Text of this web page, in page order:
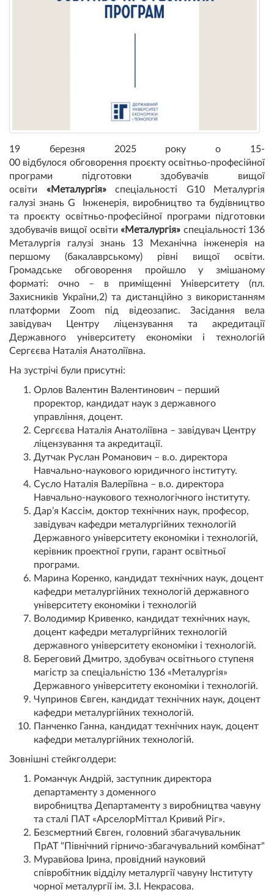
19 березня 2025 року о 15-
00 відбулося обговорення проєкту освітньо-професійної
програми підготовки здобувачів вищої
освіти «Металургія» спеціальності G10 Металургія
галузі знань G Інженерія, виробництво та будівництво
та проєкту освітньо-професійної програми підготовки
здобувачів вищої освіти«Металургія» спеціальності 136
Металургія галузі знань 13 Механічна інженерія на
першому (бакалаврському) рівні вищої освіти.
Громадське обговорення пройшло у змішаному
форматі: очно – в приміщенні Університету (пл.
Захисників України,2) та дистанційно з використанням
платформи Zoom під відеозапис. Засідання вела
завідувач Центру ліцензування та акредитації
Державного університету економіки і технологій
Сергєєва Наталія Анатоліївна.
На зустрічі були присутні:
Орлов Валентин Валентинович – перший
проректор, кандидат наук з державного
управління, доцент.
Сергєєва Наталія Анатоліївна – завідувач Центру
ліцензування та акредитації.
Дутчак Руслан Романович – в.о. директора
Навчально-наукового юридичного інституту.
Сусло Наталія Валеріївна – в.о. директора
Навчально-наукового технологічного інституту.
Дар’я Кассім, доктор технічних наук, професор,
завідувач кафедри металургійних технологій
Державного університету економіки і технологій,
керівник проектної групи, гарант освітньої
програми.
Марина Коренко, кандидат технічних наук, доцент
кафедри металургійних технологій державного
університету економіки і технологій
Володимир Кривенко, кандидат технічних наук,
доцент кафедри металургійних технологій
державного університету економіки і технологій.
Береговий Дмитро, здобувач освітнього ступеня
магістр за спеціальністю 136 «Металургія»
Державного університету економіки і технологій.
Чупринов Євген, кандидат технічних наук, доцент
кафедри металургійних технологій.
Панченко Ганна, кандидат технічних наук, доцент
кафедри металургійних технологій.
Зовнішні стейкголдери:
Романчук Андрій, заступник директора
департаменту з доменного
виробництва Департаменту з виробництва чавуну
та сталі ПАТ «АрселорМіттал Кривий Ріг».
Безсмертний Євген, головний збагачувальник
ПрАТ "Північний гірничо-збагачувальний комбінат"
Муравйова Ірина, провідний науковий
співробітник відділу металургії чавуну Інституту
чорної металургії ім. З.І. Некрасова.